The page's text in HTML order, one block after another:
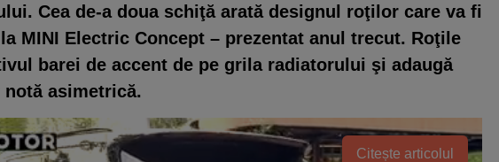
Cea de-a doua schiţă arată designul roţilor care va fi
MINI Electric Concept – prezentat anul trecut. Roţile
barei de accent de pe grila radiatorului şi adaugă
asimetrică.
Citește articolul